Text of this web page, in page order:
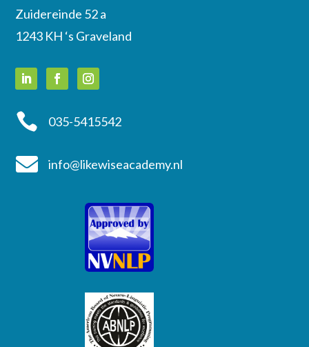
Zuidereinde 52 a
1243 KH ‘s Graveland
 035-5415542
 info@likewiseacademy.nl